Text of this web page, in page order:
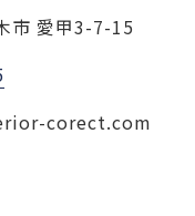
市 愛甲3-7-15
corect.com